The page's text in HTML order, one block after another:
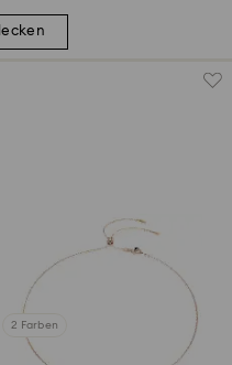
2 Farben